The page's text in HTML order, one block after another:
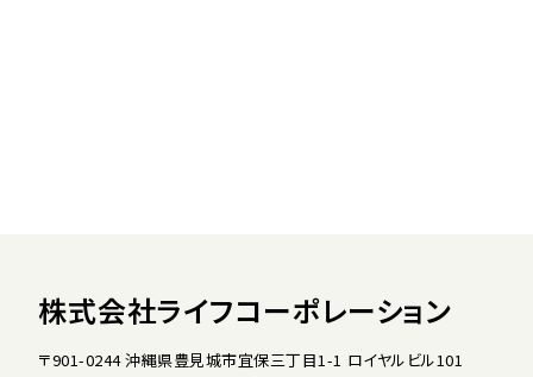
株式会社ライフコーポレーション
〒901-0244 沖縄県豊見城市宜保三丁目1-1 ロイヤルビル101